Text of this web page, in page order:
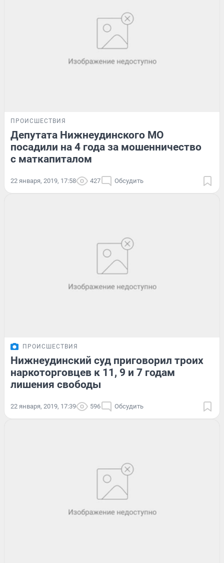
ПРОИСШЕСТВИЯ
Депутата Нижнеудинского МО
посадили на 4 года за мошенничество
с маткапиталом
22 января, 2019, 17:58 427 Обсудить
ПРОИСШЕСТВИЯ
Нижнеудинский суд приговорил троих
наркоторговцев к 11, 9 и 7 годам
лишения свободы
22 января, 2019, 17:39 596 Обсудить